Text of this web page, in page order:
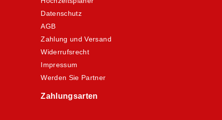
Datenschutz
AGB
Zahlung und Versand
Widerrufsrecht
Impressum
Werden Sie Partner
Zahlungsarten